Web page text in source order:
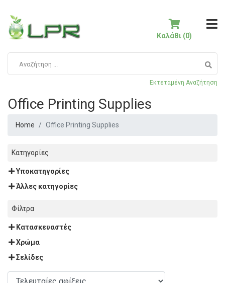
Εκτεταμένη Αναζήτηση
Καλάθι (0)
Office Printing Supplies
Home Office Printing Supplies
Κατηγορίες
Υποκατηγορίες
Άλλες κατηγορίες
Φίλτρα
Κατασκευαστές
Χρώμα
Σελίδες